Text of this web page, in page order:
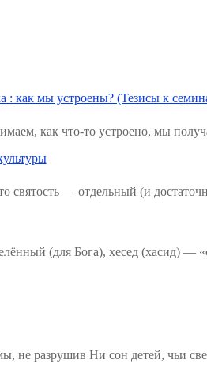
: как мы устроены? (Тезисы к
как что-то устроено, мы
святость — отдельный (и
(для Бога), хесед (хасид) —
не разрушив Ни сон детей, чьи